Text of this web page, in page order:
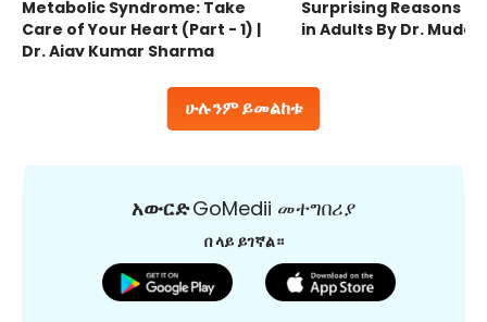
ሁሉንም ይመልከቱ
Metabolic Syndrome: Take
Care of Your Heart (Part - 1) |
Dr. Ajay Kumar Sharma
Surprising Reasons
in Adults By Dr.
አውርድGoMedii መተግበሪያ
በ ላይ ይገኛል።